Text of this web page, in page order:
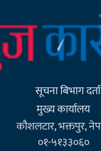
सूचना बिभाग
मुख्य कार्यालय
कौशलटार, भक्तपुर,
०१-५१३३०६०